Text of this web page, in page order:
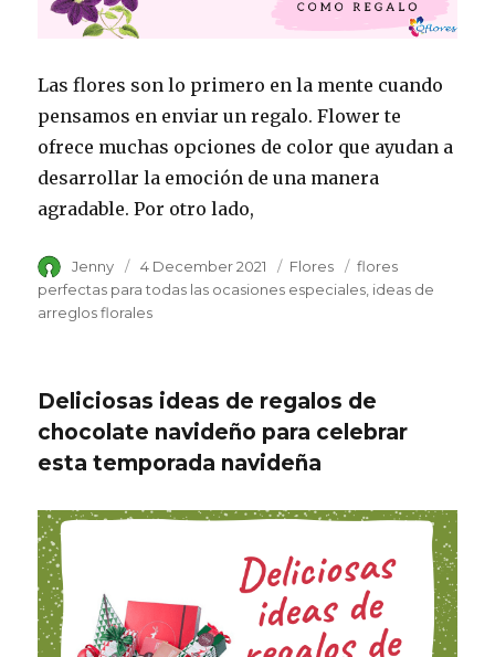
Las flores son lo primero en la mente cuando
pensamos en enviar un regalo. Flower te
ofrece muchas opciones de color que ayudan a
desarrollar la emoción de una manera
agradable. Por otro lado,
Author
Jenny
Posted
on
4 December 2021 Category
Flores Tags
flores
perfectas para todas las ocasiones especiales ideas de
arreglos florales
Deliciosas ideas de regalos de
chocolate navideño para celebrar
esta temporada navideña